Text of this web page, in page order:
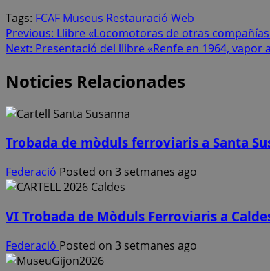
Tags: FCAF Museus Restauració Web
Post
navigation
Previous: Llibre «Locomotoras de otras
Next: Presentació del llibre «Renfe en 1964, vapor
Noticies Relacionades
Trobada de mòduls ferroviaris a Santa
Federació Posted on 3 setmanes ago
VI Trobada de Mòduls Ferroviaris a
Federació Posted on 3 setmanes ago